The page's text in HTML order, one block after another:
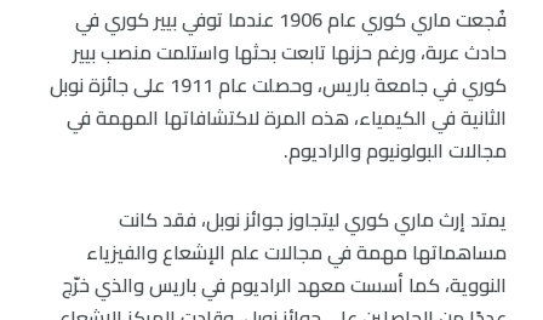
فُجعت ماري كوري عام 1906 عندما توفي بيير كوري في
حادث عربة، ورغم حزنها تابعت بحثها واستلمت منصب بيير
كوري في جامعة باريس، وحصلت عام 1911 على جائزة نوبل
الثانية في الكيمياء، هذه المرة لاكتشافاتها المهمة في
مجالات البولونيوم والراديوم.
يمتد إرث ماري كوري ليتجاوز جوائز نوبل، فقد كانت
مساهماتها مهمة في مجالات علم الإشعاع والفيزياء
النووية، كما أسست معهد الراديوم في باريس والذي خرّج